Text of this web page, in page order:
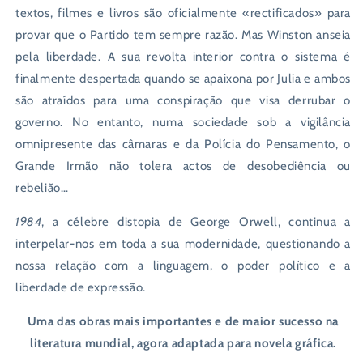
textos, filmes e livros são oficialmente «rectificados» para
provar que o Partido tem sempre razão. Mas Winston anseia
pela liberdade. A sua revolta interior contra o sistema é
finalmente despertada quando se apaixona por Julia e ambos
são atraídos para uma conspiração que visa derrubar o
governo. No entanto, numa sociedade sob a vigilância
omnipresente das câmaras e da Polícia do Pensamento, o
Grande Irmão não tolera actos de desobediência ou
rebelião…
1984, a célebre distopia de George Orwell, continua a
interpelar-nos em toda a sua modernidade, questionando a
nossa relação com a linguagem, o poder político e a
liberdade de expressão.
Uma das obras mais importantes e de maior sucesso na
literatura mundial, agora adaptada para novela gráfica.